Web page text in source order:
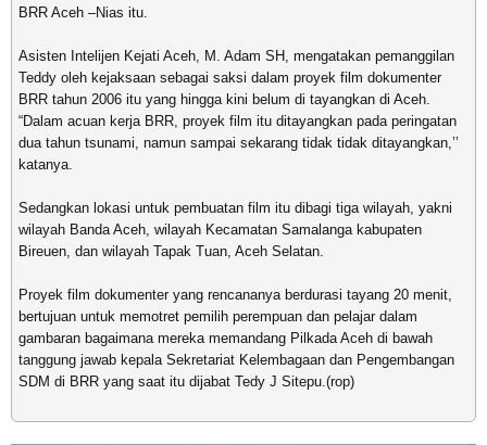
BRR Aceh –Nias itu.
Asisten Intelijen Kejati Aceh, M. Adam SH, mengatakan pemanggilan
Teddy oleh kejaksaan sebagai saksi dalam proyek film dokumenter
BRR tahun 2006 itu yang hingga kini belum di tayangkan di Aceh.
“Dalam acuan kerja BRR, proyek film itu ditayangkan pada peringatan
dua tahun tsunami, namun sampai sekarang tidak tidak ditayangkan,’’
katanya.
Sedangkan lokasi untuk pembuatan film itu dibagi tiga wilayah, yakni
wilayah Banda Aceh, wilayah Kecamatan Samalanga kabupaten
Bireuen, dan wilayah Tapak Tuan, Aceh Selatan.
Proyek film dokumenter yang rencananya berdurasi tayang 20 menit,
bertujuan untuk memotret pemilih perempuan dan pelajar dalam
gambaran bagaimana mereka memandang Pilkada Aceh di bawah
tanggung jawab kepala Sekretariat Kelembagaan dan Pengembangan
SDM di BRR yang saat itu dijabat Tedy J Sitepu.(rop)